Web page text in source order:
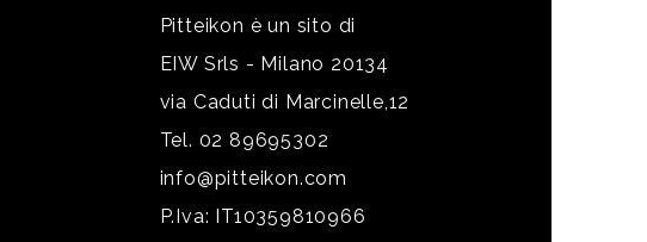
Pitteikon è un sito di
EIW Srls - Milano 20134
via Caduti di Marcinelle,12
Tel. 02 89695302
info@pitteikon.com
P.Iva: IT10359810966